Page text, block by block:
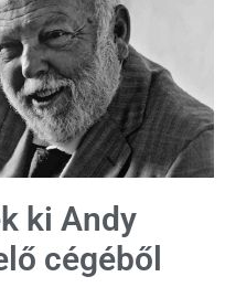
ki Andy
cégéből